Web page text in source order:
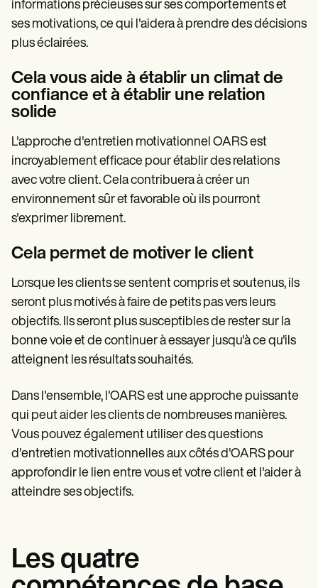
informations précieuses sur ses comportements et
ses motivations, ce qui l'aidera à prendre des décisions
plus éclairées.
Cela vous aide à établir un climat de
confiance et à établir une relation
solide
L'approche d'entretien motivationnel OARS est
incroyablement efficace pour établir des relations
avec votre client. Cela contribuera à créer un
environnement sûr et favorable où ils pourront
s'exprimer librement.
Cela permet de motiver le client
Lorsque les clients se sentent compris et soutenus, ils
seront plus motivés à faire de petits pas vers leurs
objectifs. Ils seront plus susceptibles de rester sur la
bonne voie et de continuer à essayer jusqu'à ce qu'ils
atteignent les résultats souhaités.
Dans l'ensemble, l'OARS est une approche puissante
qui peut aider les clients de nombreuses manières.
Vous pouvez également utiliser des questions
d'entretien motivationnelles aux côtés d'OARS pour
approfondir le lien entre vous et votre client et l'aider à
atteindre ses objectifs.
Les quatre